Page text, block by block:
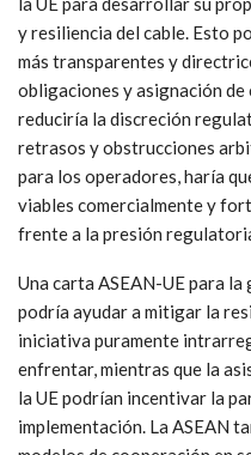
servir como guías que
vincularán a nivel global. Un
para la gobernanza y la
respaldaría un Indopacífico
cobertura política y una
jurisdiccionales excesivas.
La ASEAN podría adaptar
la UE para desarrollar su
más transparentes y
obligaciones y asignación de
reduciría la discreción
retrasos y obstrucciones
para los operadores, haría
viables comercialmente y